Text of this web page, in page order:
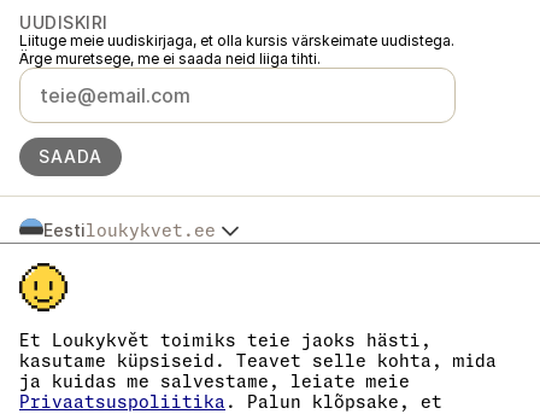
Et Loukykvět toimiks teie jaoks hästi,
kasutame küpsiseid. Teavet selle kohta, mida
ja kuidas me salvestame, leiate meie
Privaatsuspoliitika . Palun klõpsake, et
UUDISKIRI
Liituge meie uudiskirjaga, et olla kursis värskeimate uudistega.
Ärge muretsege, me ei saada neid liiga tihti.
SAADA
Eestiloukykvet.ee
Slovensko
Polska
Österreich
Deutschland
France
België
© 2016 →
Loukykvět s.r.o. on registreeritud Praha linnakohtu äriregistris (osa C,
Osaleme EKO-KOM süsteemis registrinumbriga EKF00180493.
Kasutame taimepasside väljastamiseks registreerimisnumbrit 0636.
Meie registrikood on 05663687, käibemaksukohustuslase number on
CZ05663687.
Andmekasti ID on eng827q.